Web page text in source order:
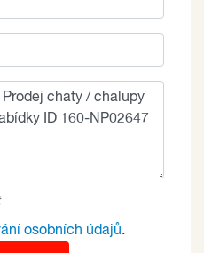
osobních údajů.